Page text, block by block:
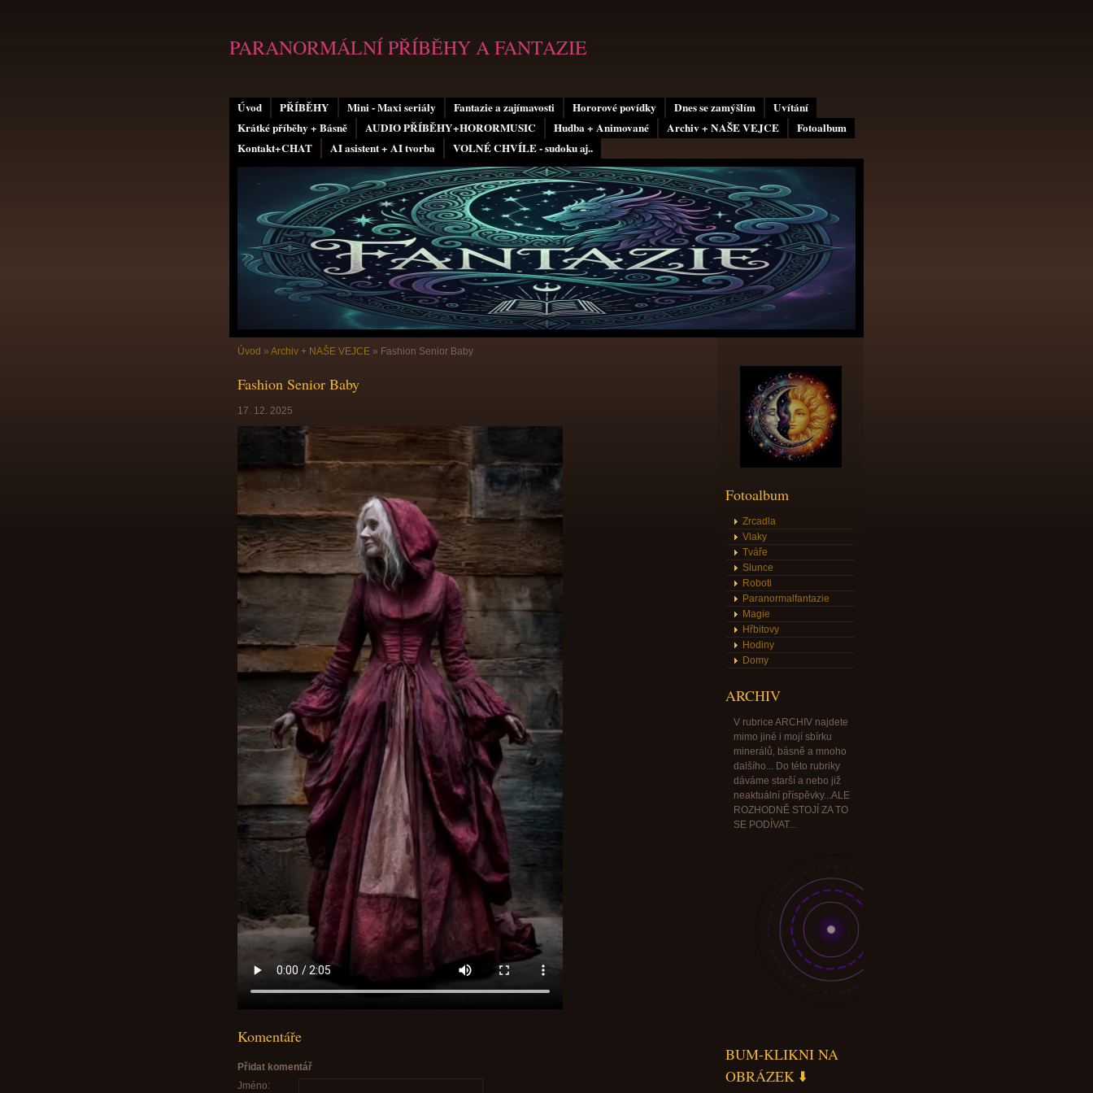
Úvod PŘÍBĚHY Mini - Maxi seriály Fantazie a zajímavosti Hororové povídky Dnes se zamýšlím
Uvítání
Krátké příběhy + Básně
AUDIO PŘÍBĚHY+HORORMUSIC Hudba + Animované Archiv + NAŠE VEJCE
Fotoalbum
Kontakt+CHAT
AI asistent + AI tvorba VOLNÉ CHVÍLE - sudoku aj..
PARANORMÁLNÍ PŘÍBĚHY A FANTAZIE
Úvod » Archiv + NAŠE VEJCE » Fashion Senior Baby
Fashion Senior Baby
17. 12. 2025
Komentáře
Přidat komentář
Jméno:
Fotoalbum
Zrcadla
Vlaky
Tváře
Slunce
Roboti
Paranormalfantazie
Magie
Hřbitovy
Hodiny
Domy
ARCHIV
V rubrice ARCHIV najdete
mimo jiné i mojí sbírku
minerálů, básně a mnoho
dalšího... Do této rubriky
dáváme starší a nebo již
neaktuální příspěvky...ALE
ROZHODNĚ STOJÍ ZA TO
SE PODÍVAT...
BUM-KLIKNI NA
OBRÁZEK ⬇️